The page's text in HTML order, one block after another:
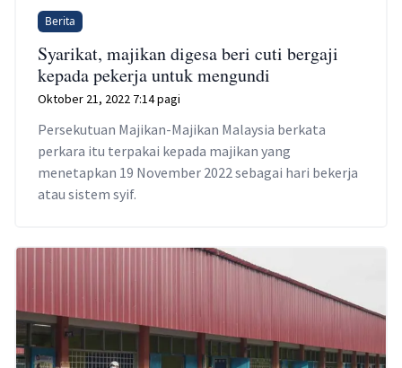
Berita
Syarikat, majikan digesa beri cuti bergaji
kepada pekerja untuk mengundi
Oktober 21, 2022 7:14 pagi
Persekutuan Majikan-Majikan Malaysia berkata
perkara itu terpakai kepada majikan yang
menetapkan 19 November 2022 sebagai hari bekerja
atau sistem syif.